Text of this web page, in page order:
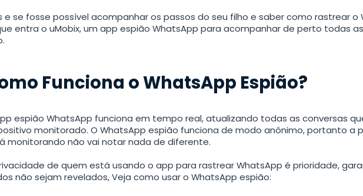
e se fosse possível acompanhar os passos do seu filho e saber como rastrear o
entra o uMobix, um app espião WhatsApp para acompanhar de perto todas
Funciona o WhatsApp Espião?
espião WhatsApp funciona em tempo real, atualizando todas as conversas
monitorado. O WhatsApp espião funciona de modo anônimo, portanto a
monitorando não vai notar nada de diferente.
de quem está usando o app para rastrear WhatsApp é prioridade,
não sejam revelados, Veja como usar o WhatsApp espião: